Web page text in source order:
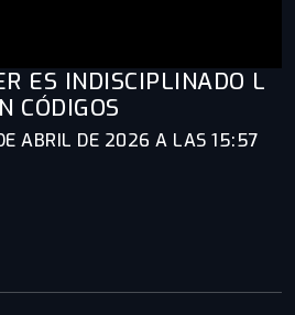
ES INDISCIPLINADO L
CÓDIGOS
ABRIL DE 2026 A LAS 15:57